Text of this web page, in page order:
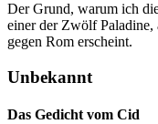
Der Grund, warum ich
einer der Zwölf Paladine,
gegen Rom erscheint.
Unbekannt
Das Gedicht vom Cid